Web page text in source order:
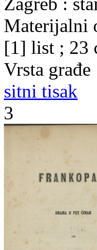
Materijalni
[1] list ; 23
Vrsta građe
sitni tisak
3